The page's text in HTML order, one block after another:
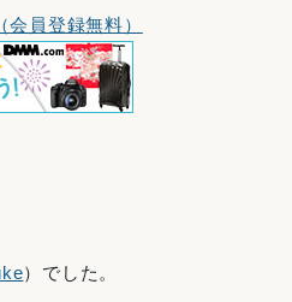
員登録無料）
）でした。